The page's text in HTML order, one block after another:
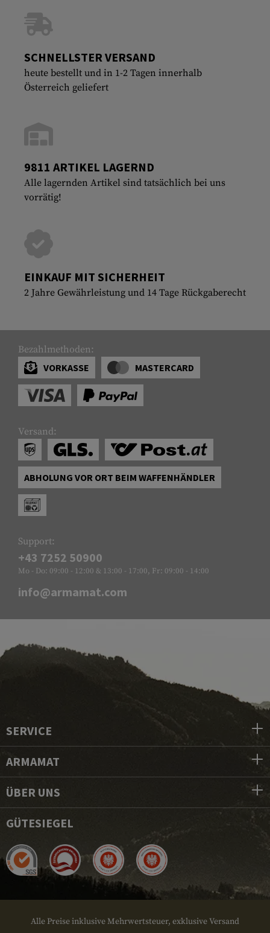
SCHNELLSTER VERSAND
heute bestellt und in 1-2 Tagen innerhalb
Österreich geliefert
9811 ARTIKEL LAGERND
Alle lagernden Artikel sind tatsächlich bei uns
vorrätig!
EINKAUF MIT SICHERHEIT
2 Jahre Gewährleistung und 14 Tage Rückgaberecht
Bezahlmethoden:
VORKASSE
MASTERCARD
Versand:
ABHOLUNG VOR ORT BEIM WAFFENHÄNDLER
Support:
+43 7252 50900
Mo - Do: 09:00 - 12:00 & 13:00 - 17:00, Fr: 09:00 - 14:00
info@armamat.com
SERVICE
ARMAMAT
ÜBER UNS
GÜTESIEGEL
Alle Preise inklusive Mehrwertsteuer, exklusive Versand